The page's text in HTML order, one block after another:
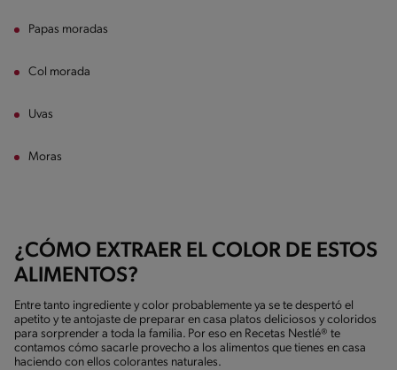
Papas moradas
Col morada
Uvas
Moras
¿CÓMO EXTRAER EL COLOR DE ESTOS
ALIMENTOS?
Entre tanto ingrediente y color probablemente ya se te despertó el
apetito y te antojaste de preparar en casa platos deliciosos y coloridos
para sorprender a toda la familia. Por eso en Recetas Nestlé® te
contamos cómo sacarle provecho a los alimentos que tienes en casa
haciendo con ellos colorantes naturales.